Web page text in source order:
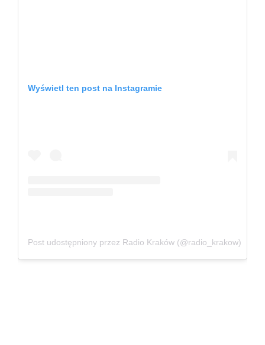
Wyświetl ten post na Instagramie
Post udostępniony przez Radio Kraków (@radio_krakow)